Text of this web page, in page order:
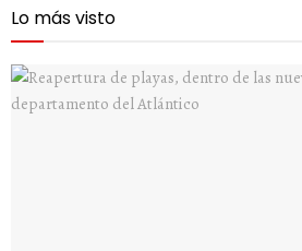
Lo más visto